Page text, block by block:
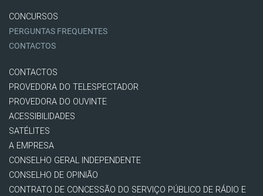
CONCURSOS
PERGUNTAS FREQUENTES
CONTACTOS
CONTACTOS
PROVEDORA DO TELESPECTADOR
PROVEDORA DO OUVINTE
ACESSIBILIDADES
SATÉLITES
A EMPRESA
CONSELHO GERAL INDEPENDENTE
CONSELHO DE OPINIÃO
CONTRATO DE CONCESSÃO DO SERVIÇO PÚBLICO DE RÁDIO E